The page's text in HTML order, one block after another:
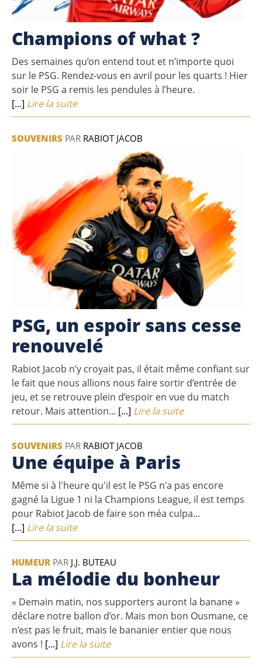
Champions of what ?
Des semaines qu’on entend tout et n’importe quoi
sur le PSG. Rendez-vous en avril pour les quarts ! Hier
soir le PSG a remis les pendules à l’heure.
[...] Lire la suite
SOUVENIRS PAR RABIOT JACOB
PSG, un espoir sans cesse
renouvelé
Rabiot Jacob n’y croyait pas, il était même confiant sur
le fait que nous allions nous faire sortir d’entrée de
jeu, et se retrouve plein d’espoir en vue du match
retour. Mais attention... [...] Lire la suite
SOUVENIRS PAR RABIOT JACOB
Une équipe à Paris
Même si à l'heure qu'il est le PSG n'a pas encore
gagné la Ligue 1 ni la Champions League, il est temps
pour Rabiot Jacob de faire son méa culpa...
[...] Lire la suite
HUMEUR PAR J.J. BUTEAU
La mélodie du bonheur
« Demain matin, nos supporters auront la banane »
déclare notre ballon d’or. Mais mon bon Ousmane, ce
n’est pas le fruit, mais le bananier entier que nous
avons ! [...] Lire la suite